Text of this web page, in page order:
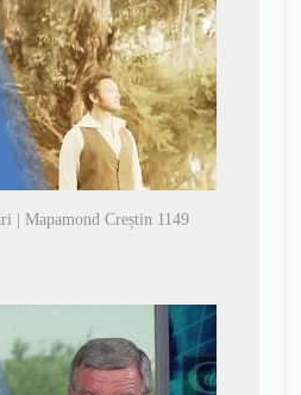
| Mapamond Creștin 1149